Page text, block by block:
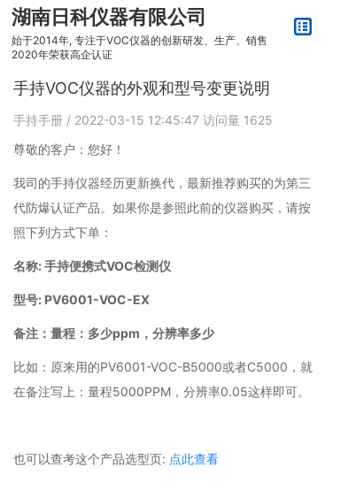
湖南日科仪器有限公司
始于2014年, 专注于VOC仪器的创新研发、生产、销售
2020年荣获高企认证
手持VOC仪器的外观和型号变更说明
手持手册 / 2022-03-15 12:45:47 访问量 1625
尊敬的客户：您好！
我司的手持仪器经历更新换代，最新推荐购买的为第三
代防爆认证产品。如果你是参照此前的仪器购买，请按
照下列方式下单：
名称: 手持便携式VOC检测仪
型号: PV6001-VOC-EX
备注：量程：多少ppm，分辨率多少
比如：原来用的PV6001-VOC-B5000或者C5000，就
在备注写上：量程5000PPM，分辨率0.05这样即可。
也可以查考这个产品选型页: 点此查看